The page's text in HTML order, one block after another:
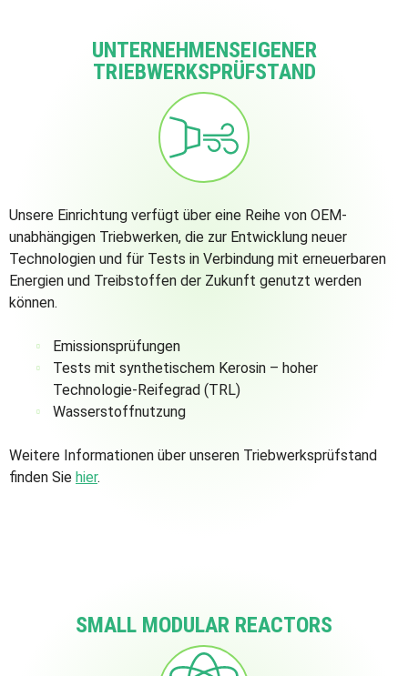
UNTERNEHMENSEIGENER
TRIEBWERKSPRÜFSTAND
Unsere Einrichtung verfügt über eine Reihe von OEM-
unabhängigen Triebwerken, die zur Entwicklung neuer
Technologien und für Tests in Verbindung mit erneuerbaren
Energien und Treibstoffen der Zukunft genutzt werden
können.
Emissionsprüfungen
Tests mit synthetischem Kerosin – hoher
Technologie-Reifegrad (TRL)
Wasserstoffnutzung
Weitere Informationen über unseren Triebwerksprüfstand
finden Sie hier.
SMALL MODULAR REACTORS